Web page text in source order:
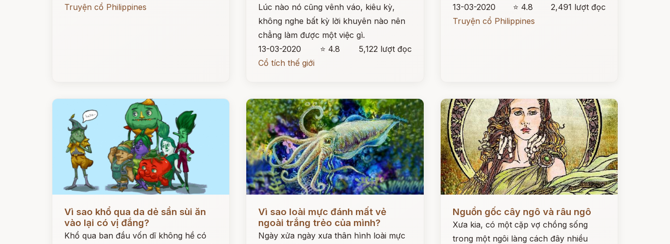
Truyện cổ Philippines
Lúc nào nó cũng vênh váo, kiêu kỳ,
không nghe bất kỳ lời khuyên nào nên
chẳng làm được một việc gì.
13-03-2020
⭐ 4.8
5,122 lượt đọc
Cổ tích thế giới
13-03-2020
⭐ 4.8
2,491 lượt đọc
Truyện cổ Philippines
Vì sao khổ qua da dẻ sần sùi ăn
vào lại có vị đắng?
Khổ qua ban đầu vốn dĩ không hề có
Vì sao loài mực đánh mất vẻ
ngoài trắng trẻo của mình?
Ngày xửa ngày xưa thân hình loài mực
Đọc ngay
Nguồn gốc cây ngô và râu ngô
Xưa kia, có một cặp vợ chồng sống
trong một ngôi làng cách đây nhiều